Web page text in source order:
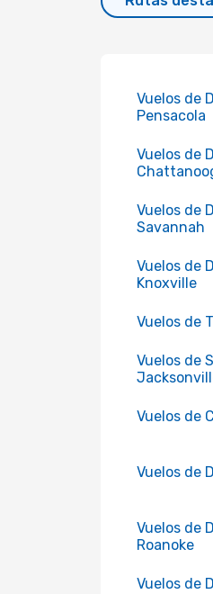
Vuelos de
Pensacola
Vuelos de
Vuelos de
Savannah
Vuelos de
Knoxville
Vuelos de
Vuelos de
Vuelos de
Vuelos de
Vuelos de
Roanoke
Vuelos de